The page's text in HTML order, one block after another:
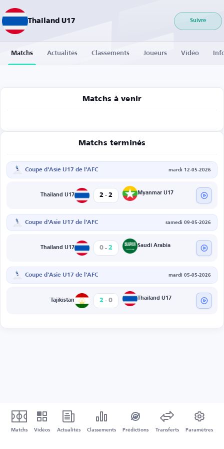
Thailand U17 Suivre
Matchs Actualités Classements Joueurs Vidéo
Matchs à venir
Matchs terminés
Coupe d'Asie U17 de l'AFC mardi 12-05-2026
Thailand U17 2 - 2 Myanmar U17
Coupe d'Asie U17 de l'AFC samedi 09-05-2026
Thailand U17 0 - 2 Saudi Arabia
Coupe d'Asie U17 de l'AFC mardi 05-05-2026
Tajikistan 2 - 0 Thailand U17
Matchs Vidéos Actualités Classements Prédictions Transferts Paramètres